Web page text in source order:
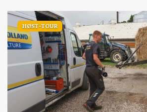
HØST-TOUR